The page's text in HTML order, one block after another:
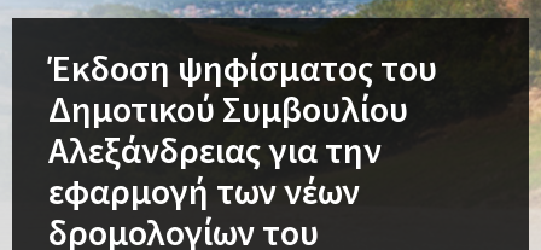
Έκδοση ψηφίσματος του
Δημοτικού Συμβουλίου
Αλεξάνδρειας για την
εφαρμογή των νέων
δρομολογίων του